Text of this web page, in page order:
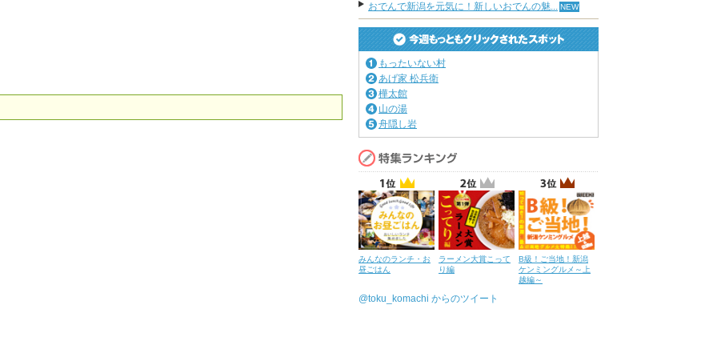
おでんで新潟を元気に！新しいおでんの魅...
もったいない村
あげ家 松兵衛
樺太館
山の湯
舟隠し岩
みんなのランチ・お
昼ごはん
ラーメン大賞こって
り編
B級！ご当地！新潟
ケンミングルメ～上
越編～
@toku_komachi からのツイート